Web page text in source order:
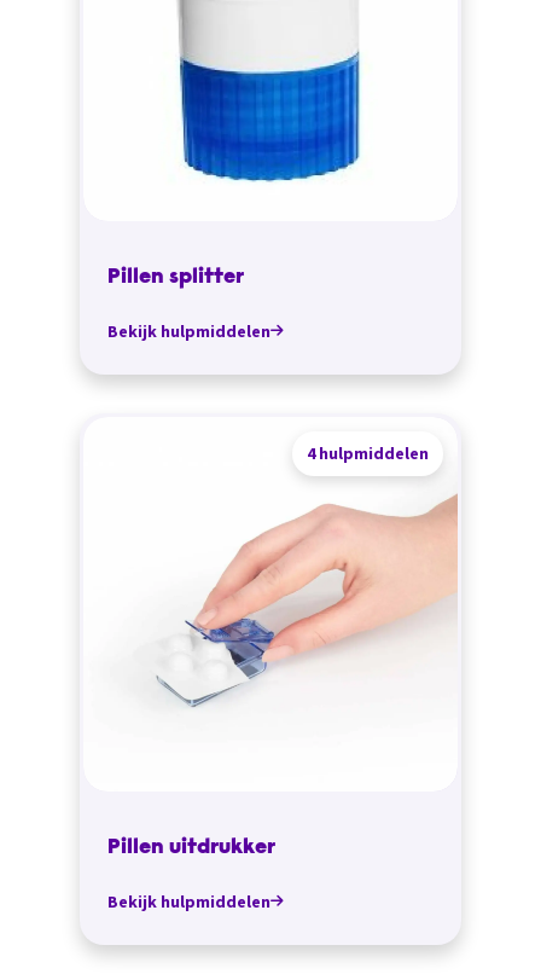
Pillen splitter
Bekijk hulpmiddelen
4 hulpmiddelen
Pillen uitdrukker
Bekijk hulpmiddelen